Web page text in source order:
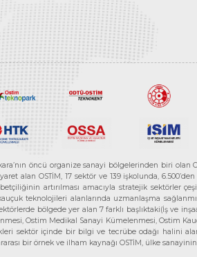
öncü organize sanayi bölgelerinden biri olan
OSTİM, 17 sektör ve 139 işkolunda,
artırılması amacıyla stratejik sektörler
teknolojileri alanlarında uzmanlaşma
bölgede yer alan 7 farklı başlıktaki(İş ve
Ostim Medikal Sanayi Kümelenmesi, Ostim
sektör içinde bir bilgi ve tecrübe odağı halini
bir örnek ve ilham kaynağı OSTİM, ülke